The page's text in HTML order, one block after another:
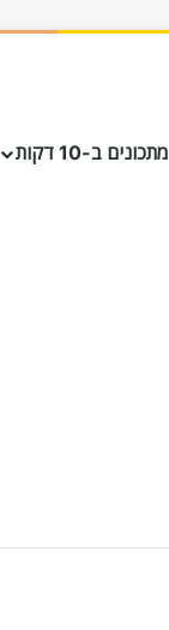
מתכונים ב-10 דקות